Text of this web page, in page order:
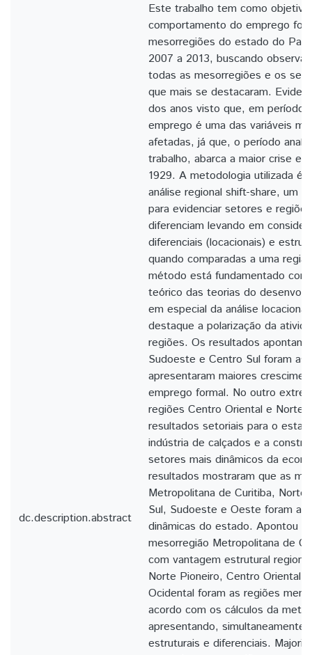
dc.description.abstract
Este trabalho tem como objetivo
comportamento do emprego
mesorregiões do estado do
2007 a 2013, buscando
todas as mesorregiões e os
que mais se destacaram.
dos anos visto que, em
emprego é uma das variáveis
afetadas, já que, o período
trabalho, abarca a maior crise
1929. A metodologia utilizada é
análise regional shift-share, um
para evidenciar setores e
diferenciam levando em
diferenciais (locacionais) e
quando comparadas a uma
método está fundamentado
teórico das teorias do
em especial da análise
destaque a polarização da
regiões. Os resultados apontam
Sudoeste e Centro Sul foram as
apresentaram maiores
emprego formal. No outro
regiões Centro Oriental e Norte
resultados setoriais para o
indústria de calçados e a
setores mais dinâmicos da
resultados mostraram que as
Metropolitana de Curitiba, Norte
Sul, Sudoeste e Oeste foram as
dinâmicas do estado. Apontou
mesorregião Metropolitana de
com vantagem estrutural
Norte Pioneiro, Centro Oriental,
Ocidental foram as regiões
acordo com os cálculos da
apresentando,
estruturais e diferenciais.